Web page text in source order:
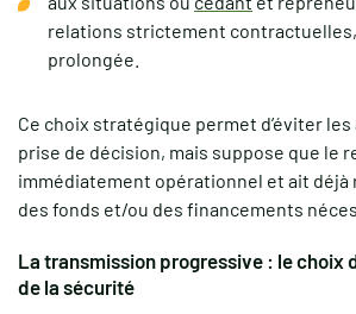
relations strictement
prolongée.
Ce choix stratégique permet d’éviter
prise de décision, mais suppose que le
immédiatement opérationnel et ait déjà
des fonds et/ou des financements
La transmission progressive : le choix
de la sécurité